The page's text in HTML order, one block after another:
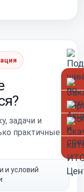
задачи и
практичные
и условий